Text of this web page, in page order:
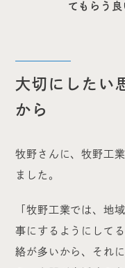
てもらう良
大切にしたい
から
牧野さんに、牧野工
ました。
「牧野工業では、地
事にするようにして
絡が多いから、それ